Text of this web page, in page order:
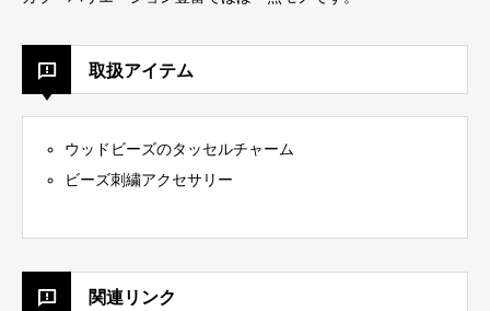
取扱アイテム
ウッドビーズのタッセルチャーム
ビーズ刺繍アクセサリー
関連リンク